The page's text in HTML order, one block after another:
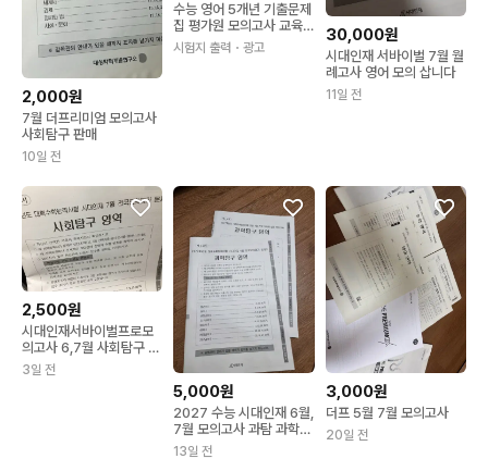
2,000원
7월 더프리미엄 모의고사
사회탐구 판매
10일 전
수능 영어 5개년 기출문제
집 평가원 모의고사 교육
청 제본
시험지 출력 ・광고
30,000원
시대인재 서바이벌 7월 월
례고사 영어 모의 삽니다
11일 전
2,500원
시대인재서바이벌프로모
의고사 6,7월 사회탐구 서
프
3일 전
5,000원
2027 수능 시대인재 6월,
7월 모의고사 과탐 과학탐
구
13일 전
3,000원
더프 5월 7월 모의고사
20일 전